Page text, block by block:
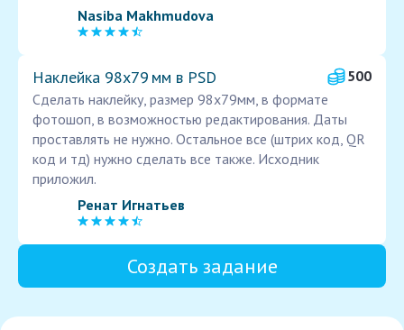
Nasiba Makhmudova
Наклейка 98х79 мм в PSD
500
Сделать наклейку, размер 98х79мм, в формате
фотошоп, в возможностью редактирования. Даты
проставлять не нужно. Остальное все (штрих код, QR
код и тд) нужно сделать все также. Исходник
приложил.
Ренат Игнатьев
Создать задание